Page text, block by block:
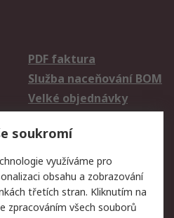
PDF faktura
Služba naceňování BOM
Velké objednávky
Obchodní podmínky
společnosti RS
soukromí
využíváme pro
obsahu a zobrazování
třetích stran. Kliknutím na
zpracováním všech souborů